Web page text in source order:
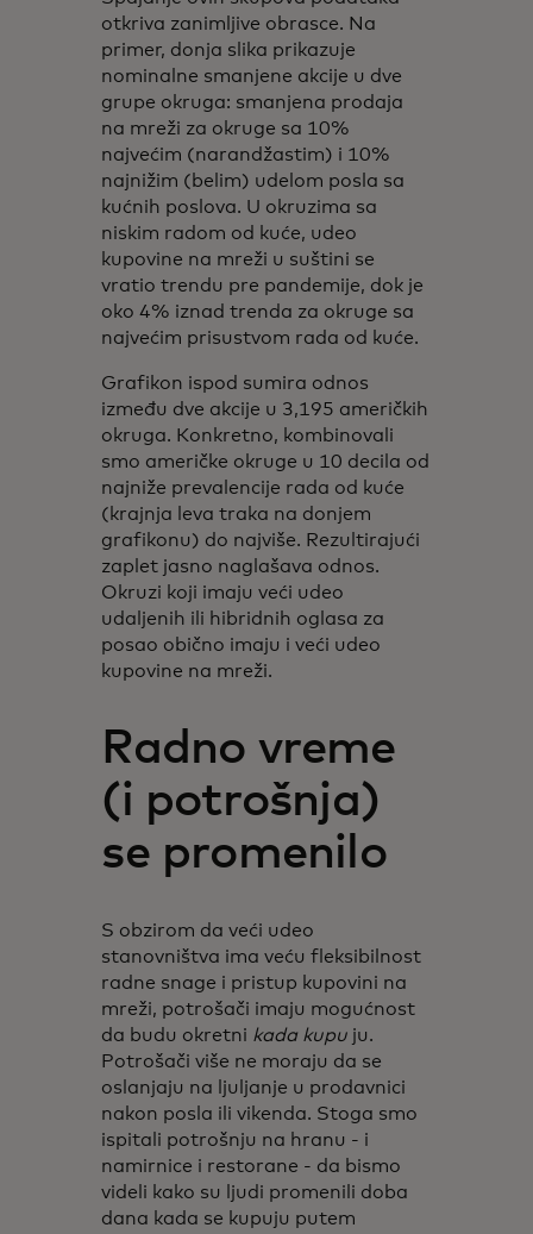
otkriva zanimljive obrasce. Na
primer, donja slika prikazuje
nominalne smanjene akcije u dve
grupe okruga: smanjena prodaja
na mreži za okruge sa 10%
najvećim (narandžastim) i 10%
najnižim (belim) udelom posla sa
kućnih poslova. U okruzima sa
niskim radom od kuće, udeo
kupovine na mreži u suštini se
vratio trendu pre pandemije, dok je
oko 4% iznad trenda za okruge sa
najvećim prisustvom rada od kuće.
Grafikon ispod sumira odnos
između dve akcije u 3,195 američkih
okruga. Konkretno, kombinovali
smo američke okruge u 10 decila od
najniže prevalencije rada od kuće
(krajnja leva traka na donjem
grafikonu) do najviše. Rezultirajući
zaplet jasno naglašava odnos.
Okruzi koji imaju veći udeo
udaljenih ili hibridnih oglasa za
posao obično imaju i veći udeo
kupovine na mreži.
Radno vreme
(i potrošnja)
se promenilo
S obzirom da veći udeo
stanovništva ima veću fleksibilnost
radne snage i pristup kupovini na
mreži, potrošači imaju mogućnost
da budu okretni kada kupu ju.
Potrošači više ne moraju da se
oslanjaju na ljuljanje u prodavnici
nakon posla ili vikenda. Stoga smo
ispitali potrošnju na hranu - i
namirnice i restorane - da bismo
videli kako su ljudi promenili doba
dana kada se kupuju putem